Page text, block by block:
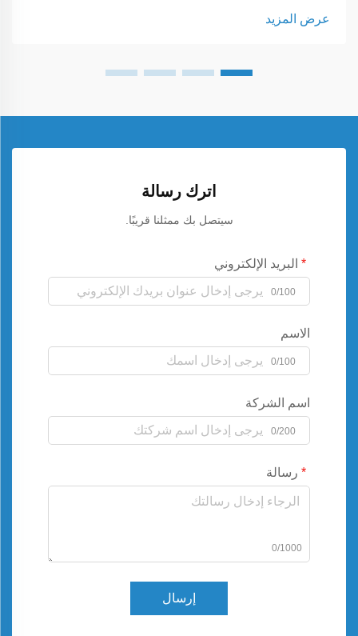
عكس الألواح التقليدية التي تُركب على الأسطح فقط، فإن C...
عرض المزيد
اترك رسالة
سيتصل بك ممثلنا قريبًا.
البريد الإلكتروني
0/100
الاسم
0/100
اسم الشركة
0/200
رسالة
0/1000
إرسال